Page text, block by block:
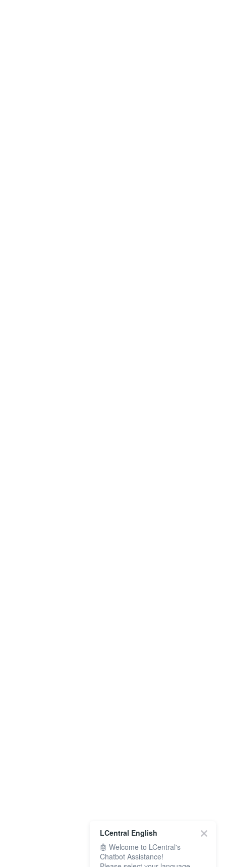
LCentral English
🤖 Welcome to LCentral's
Chatbot Assistance!